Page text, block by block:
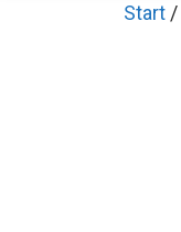
Start /